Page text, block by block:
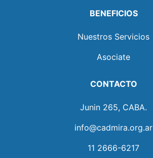
BENEFICIOS
Nuestros Servicios
Asociate
CONTACTO
Junin 265, CABA.
info@cadmira.org.ar
11 2666-6217